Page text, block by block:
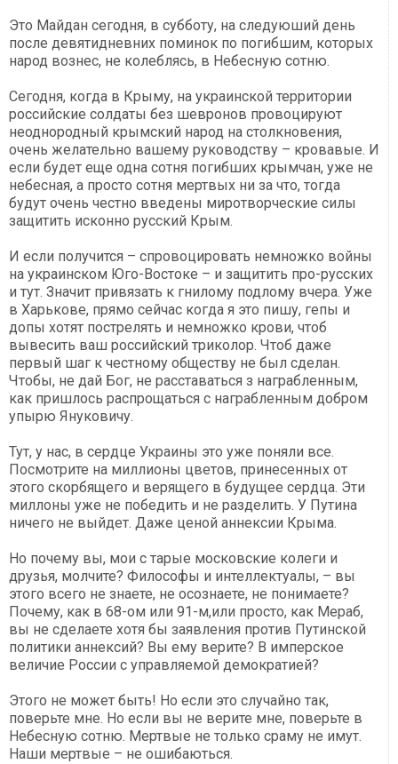
Это Майдан сегодня, в субботу, на следуюший день
после девятидневних поминок по погибшим, которых
народ вознес, не колеблясь, в Небесную сотню.
Сегодня, когда в Крыму, на украинской территории
российские солдаты без шевронов провоцируют
неоднородный крымский народ на столкновения,
очень желательно вашему руководству – кровавые. И
если будет еще одна сотня погибших крымчан, уже не
небесная, а просто сотня мертвых ни за что, тогда
будут очень честно введены миротворческие силы
защитить исконно русский Крым.
И если получится – спровоцировать немножко войны
на украинском Юго-Востоке – и защитить про-русских
и тут. Значит привязать к гнилому подлому вчера. Уже
в Харькове, прямо сейчас когда я это пишу, гепы и
допы хотят пострелять и немножко крови, чтоб
вывесить ваш российский триколор. Чтоб даже
первый шаг к честному обществу не был сделан.
Чтобы, не дай Бог, не расставаться з награбленным,
как пришлось распрощаться с награбленным добром
упырю Януковичу.
Тут, у нас, в сердце Украины это уже поняли все.
Посмотрите на миллионы цветов, принесенных от
этого скорбящего и верящего в будущее сердца. Эти
миллоны уже не победить и не разделить. У Путина
ничего не выйдет. Даже ценой аннексии Крыма.
Но почему вы, мои с тарые московские колеги и
друзья, молчите? Философы и интеллектуалы, – вы
этого всего не знаете, не осознаете, не понимаете?
Почему, как в 68-ом или 91-м,или просто, как Мераб,
вы не сделаете хотя бы заявления против Путинской
политики аннексий? Вы ему верите? В имперское
величие России с управляемой демократией?
Этого не может быть! Но если это случайно так,
поверьте мне. Но если вы не верите мне, поверьте в
Небесную сотню. Мертвые не только сраму не имут.
Наши мертвые – не ошибаються.